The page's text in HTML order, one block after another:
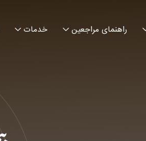
راهنمای مراجعین خدمات